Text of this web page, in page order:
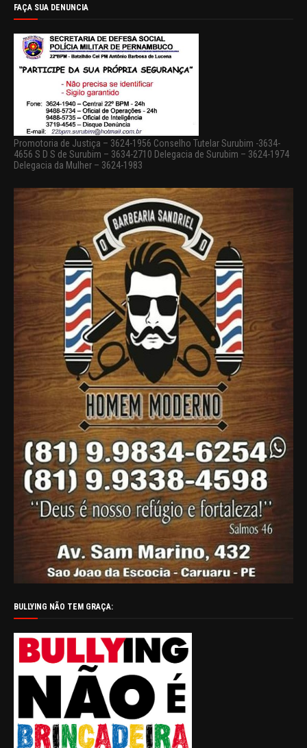
FAÇA SUA DENUNCIA
Promotoria de Justiça – 3624-1956 Conselho Tutelar Surubim -3634-
4656 S D S de Surubim – 3634-2710 Delegacia de Surubim – 3624-1974
Delegacia da Mulher – 3624-1983
BULLYING NÃO TEM GRAÇA: